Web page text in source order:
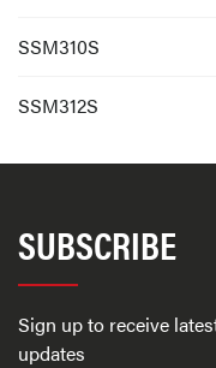
SSM310S
SSM312S
SUBSCRIBE
Sign up to receive
updates